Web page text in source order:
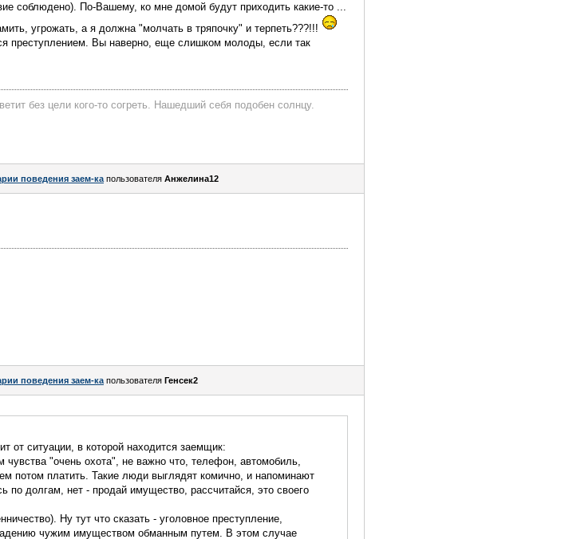
соблюдено). По-Вашему, ко мне домой будут приходить какие-то ...
угрожать, а я должна "молчать в тряпочку" и терпеть???!!!
преступлением. Вы наверно, еще слишком молоды, если так
без цели кого-то согреть. Нашедший себя подобен солнцу.
поведения заем-ка пользователя Анжелина12
поведения заем-ка пользователя Генсек2
от ситуации, в которой находится заемщик:
"очень охота", не важно что, телефон, автомобиль,
потом платить. Такие люди выглядят комично, и напоминают
по долгам, нет - продай имущество, рассчитайся, это своего
Ну тут что сказать - уголовное преступление,
чужим имуществом обманным путем. В этом случае